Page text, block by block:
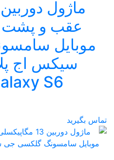
عقب و پشت
موبایل
S6
تماس بگیرید